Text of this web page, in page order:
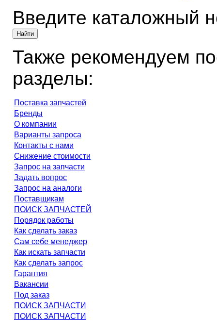
Введите каталожный
Также рекомендуем
разделы:
Поставка запчастей
Бренды
О компании
Варианты запроса
Контакты с нами
Снижение стоимости
Запрос на запчасти
Задать вопрос
Запрос на аналоги
Поставщикам
ПОИСК ЗАПЧАСТЕЙ
Порядок работы
Как сделать заказ
Сам себе менеджер
Как искать запчасти
Как сделать запрос
Гарантия
Вакансии
Под заказ
ПОИСК ЗАПЧАСТИ
ПОИСК ЗАПЧАСТИ